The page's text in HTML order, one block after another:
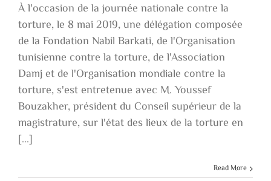
À l'occasion de la journée nationale contre la
torture, le 8 mai 2019, une délégation composée
de la Fondation Nabil Barkati, de l'Organisation
tunisienne contre la torture, de l'Association
Damj et de l'Organisation mondiale contre la
torture, s'est entretenue avec M. Youssef
Bouzakher, président du Conseil supérieur de la
magistrature, sur l'état des lieux de la torture en
[...]
Read More